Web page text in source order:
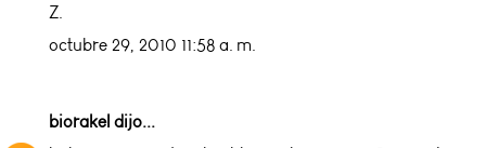
Z.
octubre 29, 2010 11:58 a. m.
biorakel dijo...